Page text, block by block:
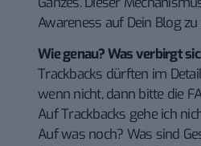
Awareness auf Dein Blog
Wie genau? Was verbirgt
Trackbacks dürften im
wenn nicht, dann bitte die
Auf Trackbacks gehe ich
Auf was noch? Was sind